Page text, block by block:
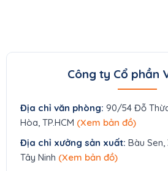
Công ty Cổ phần
Địa chỉ văn phòng: 90/54 Đỗ
Hòa, TP.HCM (Xem bản đồ)
Địa chỉ xưởng sản xuất: Bàu
Tây Ninh (Xem bản đồ)